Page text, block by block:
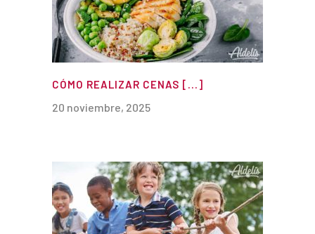
CÓMO REALIZAR CENAS [...]
20 noviembre, 2025